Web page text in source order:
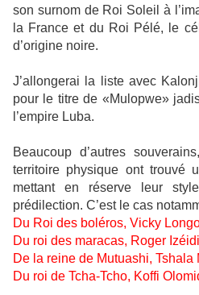
son surnom de Roi Soleil à
la France et du Roi Pélé, le
d’origine noire.
J’allongerai la liste avec
pour le titre de «Mulopwe»
l’empire Luba.
Beaucoup d’autres
territoire physique ont trouvé
mettant en réserve leur
prédilection. C’est le cas
Du Roi des boléros, Vicky
Du roi des maracas, Roger
De la reine de Mutuashi, Tshala
Du roi de Tcha-Tcho, Koffi